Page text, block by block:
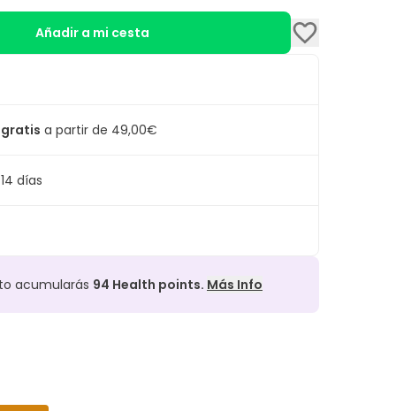
Añadir a mi cesta
gratis a partir de 49,00€
14 días
acumularás 94 Health points. Más Info